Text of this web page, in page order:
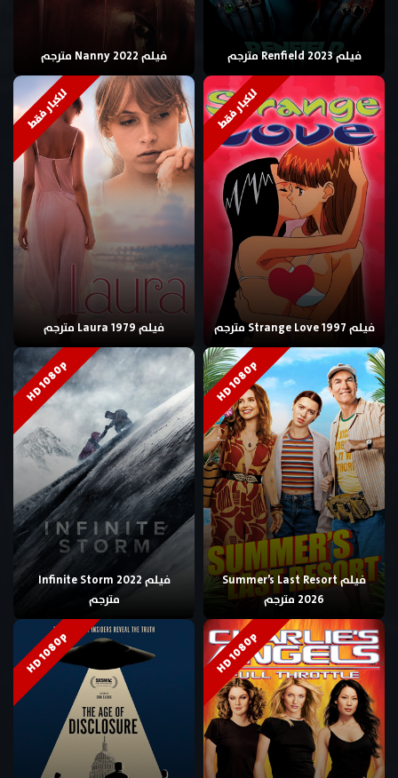
فيلم Renfield 2023 مترجم فيلم Nanny 2022 مترجم
للكبار فقط
فيلم Strange Love 1997 مترجم
للكبار فقط
فيلم Laura 1979 مترجم
HD 1080p
فيلم Summer’s Last Resort
2026 مترجم
HD 1080p
فيلم Infinite Storm 2022
مترجم
HD 1080p
HD 1080p